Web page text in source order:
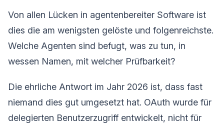
Von allen Lücken in agentenbereiter Software ist
dies die am wenigsten gelöste und folgenreichste.
Welche Agenten sind befugt, was zu tun, in
wessen Namen, mit welcher Prüfbarkeit?
Die ehrliche Antwort im Jahr 2026 ist, dass fast
niemand dies gut umgesetzt hat. OAuth wurde für
delegierten Benutzerzugriff entwickelt, nicht für